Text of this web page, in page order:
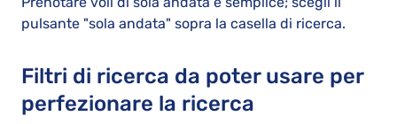
pulsante "sola andata" sopra la casella di ricerca.
Filtri di ricerca da poter usare per
perfezionare la ricerca